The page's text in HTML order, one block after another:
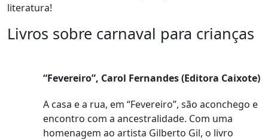
literatura!
Livros sobre carnaval para crianças
“Fevereiro”, Carol Fernandes (Editora Caixote)
A casa e a rua, em “Fevereiro”, são aconchego e
encontro com a ancestralidade. Com uma
homenagem ao artista Gilberto Gil, o livro